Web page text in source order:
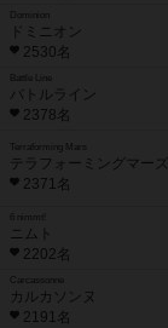
ドミニオン
2530名
Battle Line
バトルライン
2378名
Terraforming Mars
テラフォーミングマーズ
2371名
ニムト
2202名
Carcassonne
カルカソンヌ
2191名